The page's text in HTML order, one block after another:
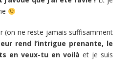
(on ne reste jamais suffisamment
rend l’intrigue prenante, le
en veux-tu en voilà et je suis